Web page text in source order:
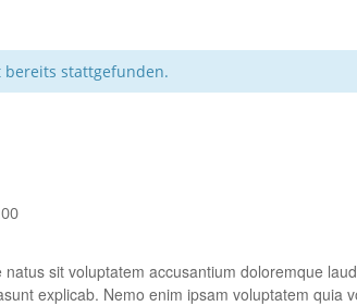
bereits stattgefunden.
natus sit voluptatem accusantium doloremque
explicab. Nemo enim ipsam voluptatem quia